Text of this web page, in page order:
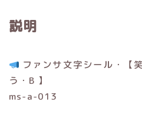
が
・
B
個
説明
ファンサ文字シール・【
う・B 】
ms-a-013